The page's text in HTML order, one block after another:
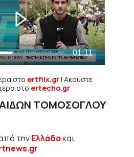
στο ertflix.gr| Ακούστε
στο ertecho.gr
ΤΟΜΟΣΟΓΛΟΥ
τηνΕλλάδακαι